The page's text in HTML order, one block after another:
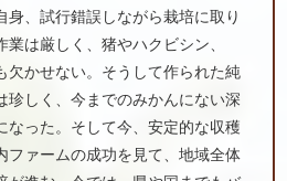
身、試行錯誤しながら栽培に取り
は厳しく、猪やハクビシン、
欠かせない。そうして作られた純
珍しく、今までのみかんにない深
なった。そして今、安定的な収穫
ファームの成功を見て、地域全体